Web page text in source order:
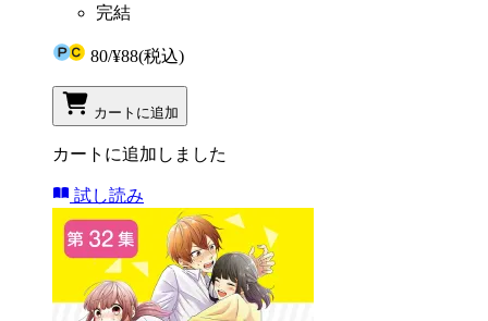
完結
80/¥88(税込)
カートに追加
カートに追加しました
試し読み